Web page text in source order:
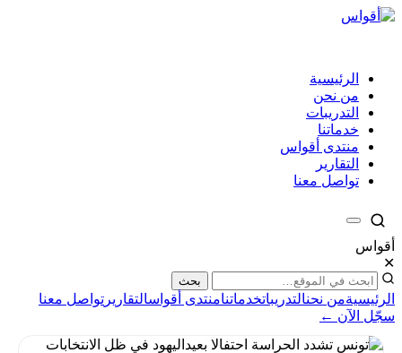
الرئيسية
من نحن
التدريبات
خدماتنا
منتدى أقواس
التقارير
تواصل معنا
أقواس
✕
بحث
الرئيسيةمن نحنالتدريباتخدماتنامنتدى أقواسالتقارير تواصل معنا
سجّل الآن ←